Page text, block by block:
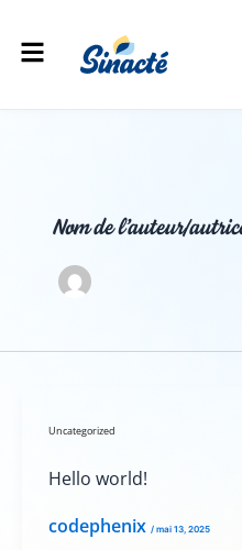
contenu
Menu
Nom de l’auteur/
Uncategorized
Hello world!
codephenix / mai 13, 2025